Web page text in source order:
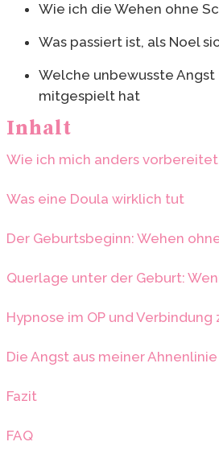
Wie ich die Wehen ohne
Was passiert ist, als Noel
Welche unbewusste
mitgespielt hat
Inhalt
Wie ich mich anders
Was eine Doula wirklich tut
Der Geburtsbeginn: Wehen
Querlage unter der Geburt:
Hypnose im OP und Verbindung
Die Angst aus meiner Ahnenlinie
Fazit
FAQ